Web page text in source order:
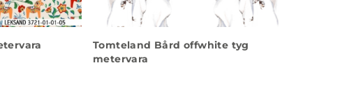
Tomteland Bård offwhite tyg
metervara